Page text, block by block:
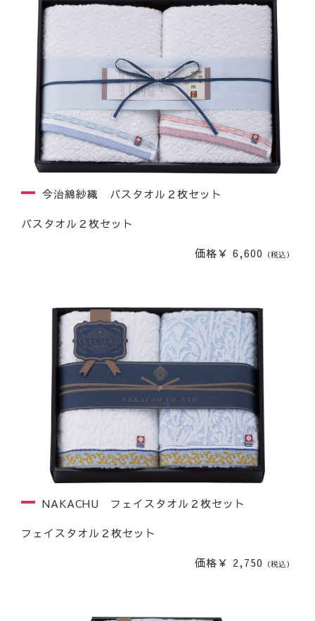
今治綿紗織 バスタオル２枚セット
バスタオル２枚セット
価格￥ 6,600 （税込）
NAKACHU フェイスタオル２枚セット
フェイスタオル２枚セット
価格￥ 2,750 （税込）